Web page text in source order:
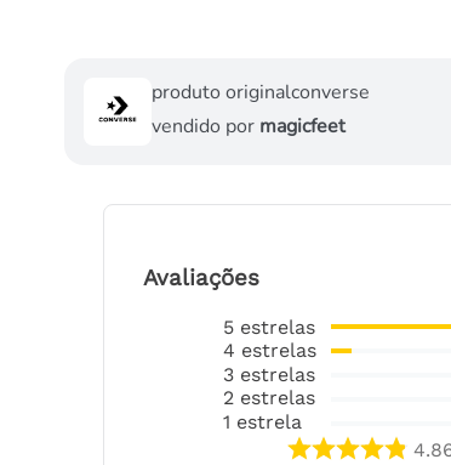
produto originalconverse
vendido por magicfeet
Avaliações
5 estrelas
4 estrelas
3 estrelas
2 estrelas
1 estrela